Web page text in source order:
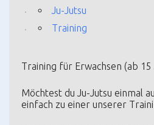
Ju-Jutsu
Training
Training für Erwachsen (ab 15
Möchtest du Ju-Jutsu einmal
einfach zu einer unserer